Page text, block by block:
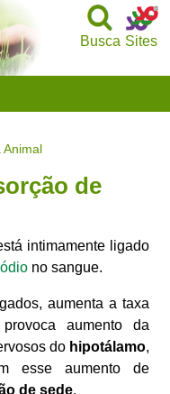
Sites
Busca
Animal
de
intimamente ligado
no sangue.
aumenta a taxa
aumento da
do hipotálamo,
esse aumento de
de sede.